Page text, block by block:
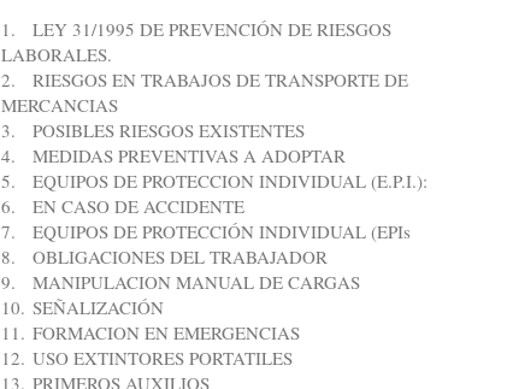
1.
LEY 31/1995 DE PREVENCIÓN DE RIESGOS
LABORALES.
2.
RIESGOS EN TRABAJOS DE TRANSPORTE DE
MERCANCIAS
3.
POSIBLES RIESGOS EXISTENTES
4.
MEDIDAS PREVENTIVAS A ADOPTAR
5.
EQUIPOS DE PROTECCION INDIVIDUAL (E.P.I.):
6.
EN CASO DE ACCIDENTE
7.
EQUIPOS DE PROTECCIÓN INDIVIDUAL (EPIs
8.
OBLIGACIONES DEL TRABAJADOR
9.
MANIPULACION MANUAL DE CARGAS
10. SEÑALIZACIÓN
11. FORMACION EN EMERGENCIAS
12. USO EXTINTORES PORTATILES
13. PRIMEROS AUXILIOS